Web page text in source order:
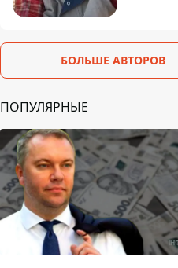
БОЛЬШЕ АВТОРОВ
ПОПУЛЯРНЫЕ